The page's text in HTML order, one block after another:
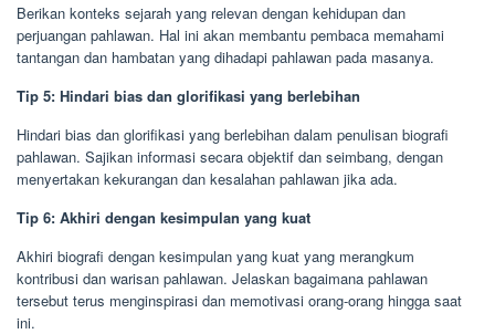
Berikan konteks sejarah yang relevan dengan kehidupan dan
perjuangan pahlawan. Hal ini akan membantu pembaca memahami
tantangan dan hambatan yang dihadapi pahlawan pada masanya.
Tip 5: Hindari bias dan glorifikasi yang berlebihan
Hindari bias dan glorifikasi yang berlebihan dalam penulisan biografi
pahlawan. Sajikan informasi secara objektif dan seimbang, dengan
menyertakan kekurangan dan kesalahan pahlawan jika ada.
Tip 6: Akhiri dengan kesimpulan yang kuat
Akhiri biografi dengan kesimpulan yang kuat yang merangkum
kontribusi dan warisan pahlawan. Jelaskan bagaimana pahlawan
tersebut terus menginspirasi dan memotivasi orang-orang hingga saat
ini.